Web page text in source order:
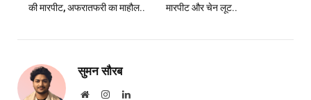
की मारपीट, अफरातफरी का माहौल..
मारपीट और चेन लूट..
सुमन सौरब
WebsiteInstagramLinkedIn